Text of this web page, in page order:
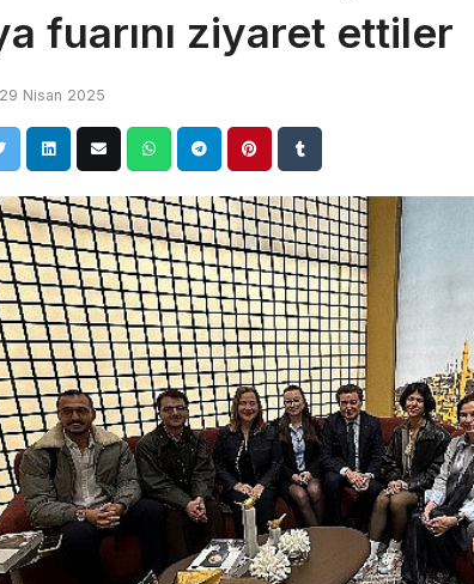
fuarını ziyaret ettiler
29 Nisan 2025